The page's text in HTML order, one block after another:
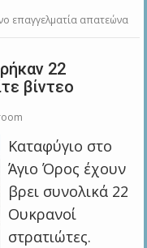
επαγγελματία απατεώνα
22
βίντεο
Καταφύγιο στο
Άγιο Όρος έχουν
βρει συνολικά 22
Ουκρανοί
στρατιώτες.